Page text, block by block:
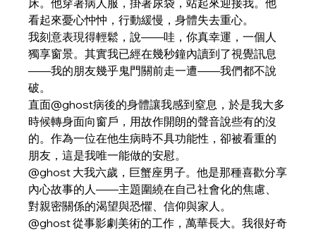
床。他穿著病人服，掛著尿袋，站起來迎接我。他
看起來憂心忡忡，行動緩慢，身體失去重心。
我刻意表現得輕鬆，說——哇，你真幸運，一個人
獨享窗景。其實我已經在幾秒鐘內讀到了視覺訊息
——我的朋友幾乎鬼門關前走一遭——我們都不說
破。
直面@ghost病後的身體讓我感到窒息，於是我大多
時候轉身面向窗戶，用故作開朗的聲音說些有的沒
的。作為一位在他生病時不具功能性，卻被看重的
朋友，這是我唯一能做的安慰。
@ghost 大我六歲，巨蟹座男子。他是那種喜歡分享
內心故事的人——主題圍繞在自己社會化的焦慮、
對親密關係的渴望與恐懼、信仰與家人。
@ghost 從事影劇美術的工作，萬華長大。我很好奇